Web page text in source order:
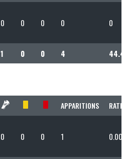
0 0 0 0 0
1 0 0 4 44.44
APPARITIONS RATIO
0 0 0 1 0.00